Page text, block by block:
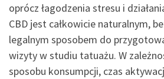
oprócz łagodzenia stresu i
CBD jest całkowicie naturalnym,
legalnym sposobem do
wizyty w studiu tatuażu. W
sposobu konsumpcji, czas